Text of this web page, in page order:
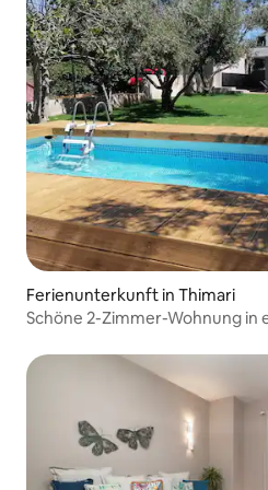
Ferienunterkunft in Thimari
Schöne 2-Zimmer-Wohnung in